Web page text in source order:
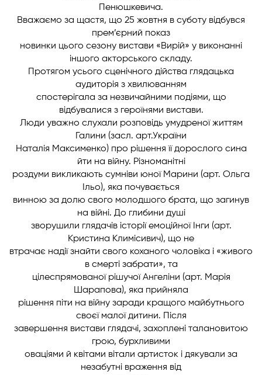
Пенюшкевича.
Вважаємо за щастя, що 25 жовтня в суботу відбувся
прем’єрний показ
новинки цього сезону вистави «Вирій» у виконанні
іншого акторського складу.
Протягом усього сценічного дійства глядацька
аудиторія з хвилюванням
спостерігала за незвичайними подіями, що
відбувалися з героїнями вистави.
Люди уважно слухали розповідь умудреної життям
Галини (засл. арт.України
Наталія Максименко) про рішення її дорослого сина
йти на війну. Різноманітні
роздуми викликають сумніви юної Марини (арт. Ольга
Ільо), яка почувається
винною за долю свого молодшого брата, що загинув
на війні. До глибини душі
зворушили глядачів історії емоційної Інги (арт.
Кристина Климісивич), що не
втрачає надії знайти свого коханого чоловіка і «живого
в смерті забрати», та
цілеспрямованої рішучої Ангеліни (арт. Марія
Шарапова), яка прийняла
рішення піти на війну заради кращого майбутнього
своєї малої дитини. Після
завершення вистави глядачі, захоплені талановитою
грою, бурхливими
оваціями й квітами вітали артисток і дякували за
незабутні враження від